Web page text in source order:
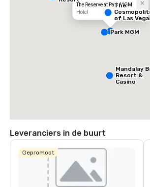
The Reserve at Park MGM
Hotel
The
of Las
Autograph
Collection
Mandalay
Resort &
Casino
Park MGM
Leveranciers in de buurt
Gepromoot